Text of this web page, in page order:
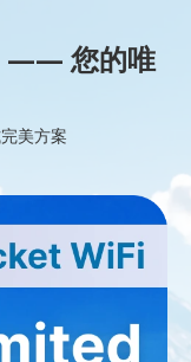
—— 您的唯
美方案